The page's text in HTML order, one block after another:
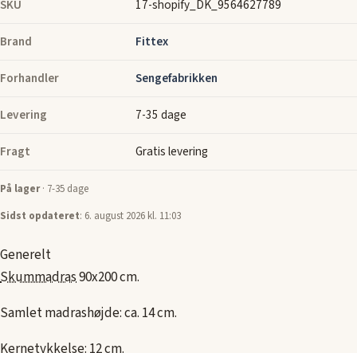
SKU 17-shopify_DK_9564627789
Brand Fittex
Forhandler Sengefabrikken
Levering 7-35 dage
Fragt Gratis levering
På lager· 7-35 dage
Sidst opdateret: 6. august 2026 kl. 11:03
Generelt
Skummadras90x200 cm.
Samlet madrashøjde: ca. 14 cm.
Kernetykkelse: 12 cm.